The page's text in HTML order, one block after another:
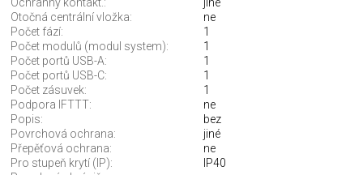
Ochranný kontakt.:
jiné
Otočná centrální vložka:
ne
Počet fází:
1
Počet modulů (modul system):
1
Počet portů USB-A:
1
Počet portů USB-C:
1
Počet zásuvek:
1
Podpora IFTTT:
ne
Popis:
bez
Povrchová ochrana:
jiné
Přepěťová ochrana:
ne
Pro stupeň krytí (IP):
IP40